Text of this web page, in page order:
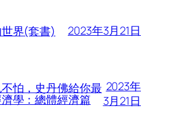
界(套書) 2023年3月21日
怕，史丹佛給你最
學：總體經濟篇
2023年
3月21日